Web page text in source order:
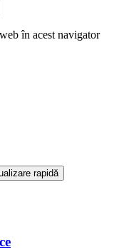
în acest navigator
rapidă